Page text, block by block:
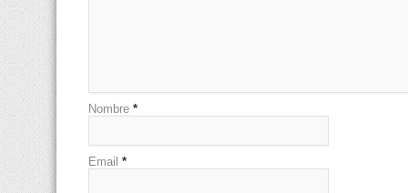
Nombre *
Email *